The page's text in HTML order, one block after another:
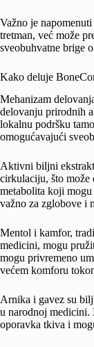
Važno je
tretman, već može
sveobuhvatne brige
Kako deluje
Mehanizam
delovanju prirodnih
lokalnu podršku
omogućavajući
Aktivni biljni
cirkulaciju, što
metabolita koji
važno za zglobove i
Mentol i kamfor,
medicini, mogu
mogu privremeno
većem komforu
Arnika i gavez su
u narodnoj medicini.
oporavka tkiva i